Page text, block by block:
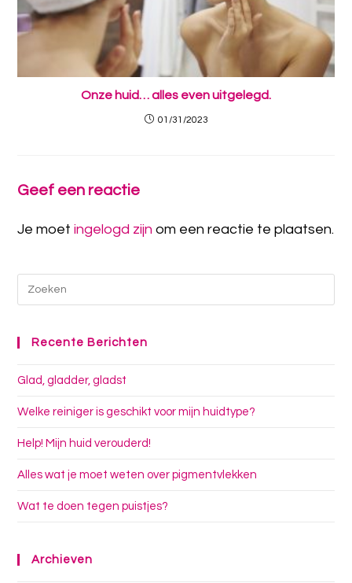
Onze huid… alles even uitgelegd.
01/31/2023
Geef een reactie
Je moetingelogd zijn om een reactie te plaatsen.
Recente Berichten
Glad, gladder, gladst
Welke reiniger is geschikt voor mijn huidtype?
Help! Mijn huid verouderd!
Alles wat je moet weten over pigmentvlekken
Wat te doen tegen puistjes?
Archieven